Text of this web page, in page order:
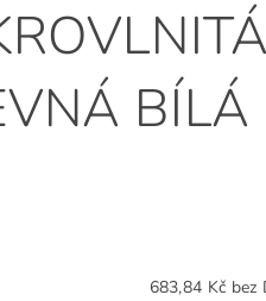
683,84